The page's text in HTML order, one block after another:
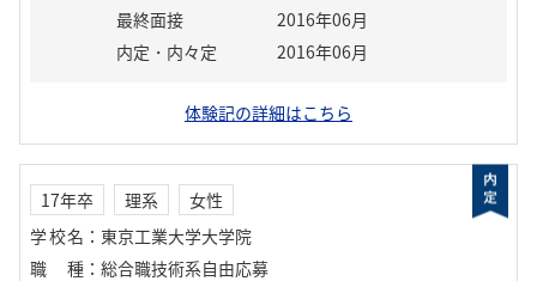
最終面接
2016年06月
内定・内々定
2016年06月
体験記の詳細はこちら
17年卒 理系
女性
学校名 ： 東京工業大学大学院
職種 ： 総合職技術系自由応募